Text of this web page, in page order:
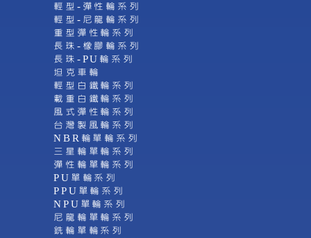
輕型-彈性輪系列
輕型-尼龍輪系列
重型彈性輪系列
長珠-橡膠輪系列
長珠-PU輪系列
坦克車輪
輕型白鐵輪系列
載重白鐵輪系列
風式彈性輪系列
台灣製風輪系列
NBR輪單輪系列
三星輪單輪系列
彈性輪單輪系列
PU單輪系列
PPU單輪系列
NPU單輪系列
尼龍輪單輪系列
銑輪單輪系列